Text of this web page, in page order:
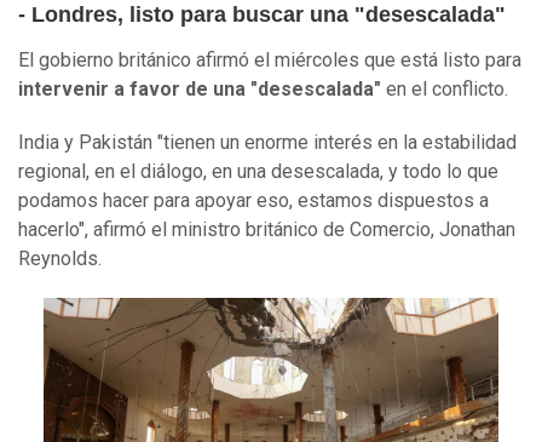
- Londres, listo para buscar una "desescalada"
El gobierno británico afirmó el miércoles que está listo para
intervenir a favor de una "desescalada" en el conflicto.
India y Pakistán "tienen un enorme interés en la estabilidad
regional, en el diálogo, en una desescalada, y todo lo que
podamos hacer para apoyar eso, estamos dispuestos a
hacerlo", afirmó el ministro británico de Comercio, Jonathan
Reynolds.